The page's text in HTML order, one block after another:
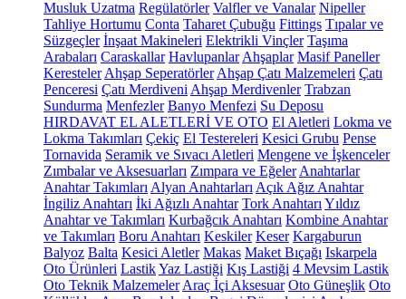
Musluk Uzatma Regülatörler Valfler ve Vanalar Nipeller
Tahliye Hortumu Conta Taharet Çubuğu Fittings Tıpalar ve
Süzgeçler İnşaat Makineleri Elektrikli Vinçler Taşıma
Arabaları Caraskallar Havlupanlar Ahşaplar Masif Paneller
Keresteler Ahşap Seperatörler Ahşap Çatı Malzemeleri Çatı
Penceresi Çatı Merdiveni Ahşap Merdivenler Trabzan
Sundurma Menfezler Banyo Menfezi Su Deposu
HIRDAVAT EL ALETLERİ VE OTO El Aletleri Lokma ve
Lokma Takımları Çekiç El Testereleri Kesici Grubu Pense
Tornavida Seramik ve Sıvacı Aletleri Mengene ve İşkenceler
Zımbalar ve Aksesuarları Zımpara ve Eğeler Anahtarlar
Anahtar Takımları Alyan Anahtarları Açık Ağız Anahtar
İngiliz Anahtarı İki Ağızlı Anahtar Tork Anahtarı Yıldız
Anahtar ve Takımları Kurbağcık Anahtarı Kombine Anahtar
ve Takımları Boru Anahtarı Keskiler Keser Kargaburun
Balyoz Balta Kesici Aletler Makas Maket Bıçağı Iskarpela
Oto Ürünleri LastikYaz Lastiği Kış Lastiği 4 Mevsim Lastik
Oto Teknik Malzemeler Araç İçi Aksesuar Oto Güneşlik Oto